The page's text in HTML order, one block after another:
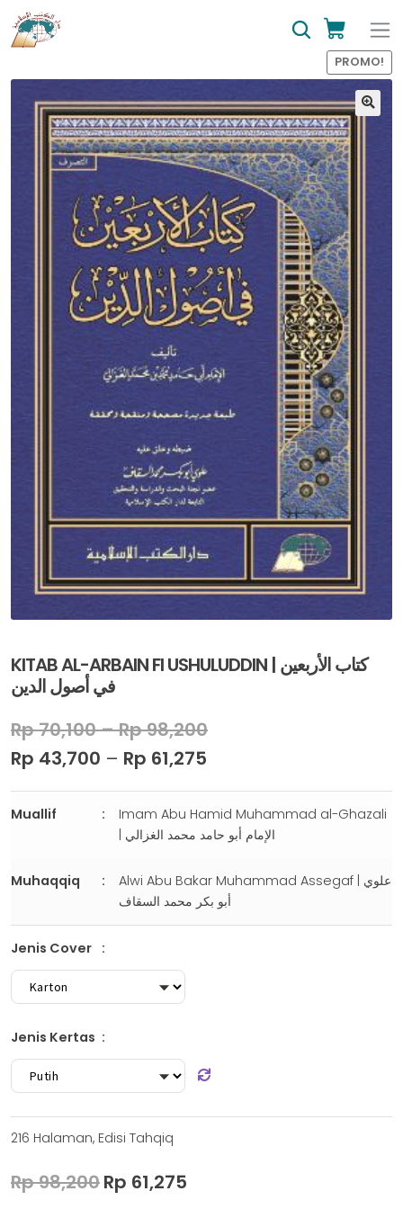
PROMO!
KITAB AL-ARBAIN FI USHULUDDIN | ﻛﺘﺎﺏ ﺍﻷﺭﺑﻌﻴﻦ
ﻓﻲ ﺃﺻﻮﻝ ﺍﻟﺪﻳﻦ
Rp70,100–Rp98,200
Rp 43,700 – Rp 61,275
Muallif
Imam Abu Hamid Muhammad al-Ghazali
| الإمام أبو حامد محمد الغزالي
Muhaqqiq
Alwi Abu Bakar Muhammad Assegaf | علوي
أبو بكر محمد السقاف
Jenis Cover
Jenis Kertas
216 Halaman, Edisi Tahqiq
Rp98,200 Original
price
Rp 61,275